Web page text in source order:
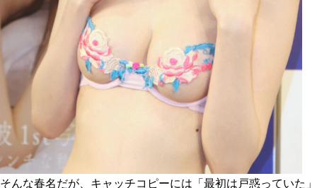
そんな春名だが、キャッチコピーには「最初は戸惑っていた」